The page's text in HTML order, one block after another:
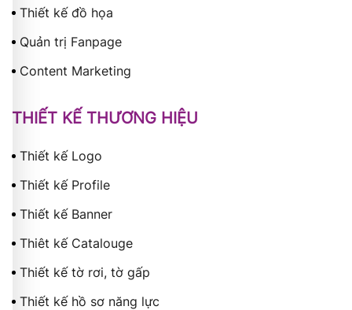
Thiết kế đồ họa
Quản trị Fanpage
Content Marketing
THIẾT KẾ THƯƠNG HIỆU
Thiết kế Logo
Thiết kế Profile
Thiết kế Banner
Thiêt kế Catalouge
Thiết kế tờ rơi, tờ gấp
Thiết kế hồ sơ năng lực